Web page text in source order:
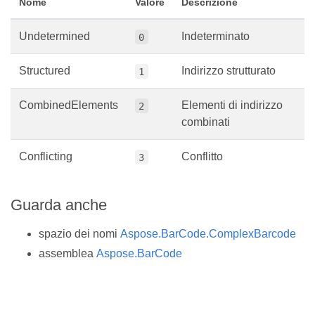
Nome Valore Descrizione
Undetermined 0 Indeterminato
Structured 1 Indirizzo strutturato
CombinedElements 2
Elementi di indirizzo
combinati
Conflicting 3 Conflitto
Guarda anche
spazio dei nomi Aspose.BarCode.ComplexBarcode
assemblea Aspose.BarCode